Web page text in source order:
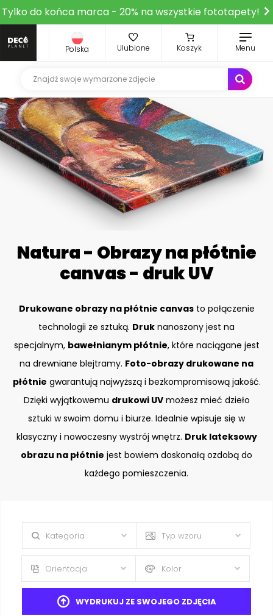
Tylko do końca marca - 20% na wszystkie fototapety!
Polska Ulubione Koszyk Menu
Natura - Obrazy na płótnie
canvas - druk UV
Drukowane obrazy na płótnie canvasto połączenie
technologii ze sztuką. Druk nanoszony jest na
specjalnym, bawełnianym płótnie, które naciągane jest
na drewniane blejtramy. Foto-obrazy drukowane na
płótnie gwarantują najwyższą i bezkompromisową jakość.
Dzięki wyjątkowemu drukowi UVmożesz mieć dzieło
sztuki w swoim domu i biurze. Idealnie wpisuje się w
klasyczny i nowoczesny wystrój wnętrz. Druk lateksowy
obrazu na płótnie jest bowiem doskonałą ozdobą do
każdego pomieszczenia.
Kategoria Typ wzoru
Orientacja Kolor
WYDRUKUJ ZE SWOJEGO ZDJĘCIA